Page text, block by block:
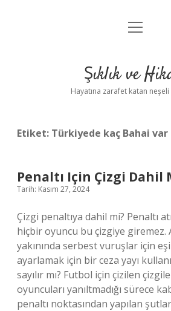
Anasayfa
Yasal Uyarı
menüyü
Şıklık ve
Hayatına zarafet katan
Etiket: Türkiyede kaç Bahai var
Penaltı Için Çizgi Dahil
Tarih: Kasım 27, 2024
Çizgi penaltıya dahil mi? Penaltı
hiçbir oyuncu bu çizgiye giremez.
yakınında serbest vuruşlar için
ayarlamak için bir ceza yayı
sayılır mı? Futbol için çizilen
oyuncuları yanıltmadığı sürece
penaltı noktasından yapılan